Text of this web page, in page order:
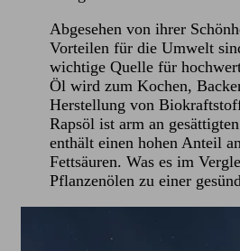
Abgesehen von ihrer
Vorteilen für die Umwelt
wichtige Quelle für
Öl wird zum Kochen,
Herstellung von
Rapsöl ist arm an
enthält einen hohen Anteil
Fettsäuren. Was es im
Pflanzenölen zu einer